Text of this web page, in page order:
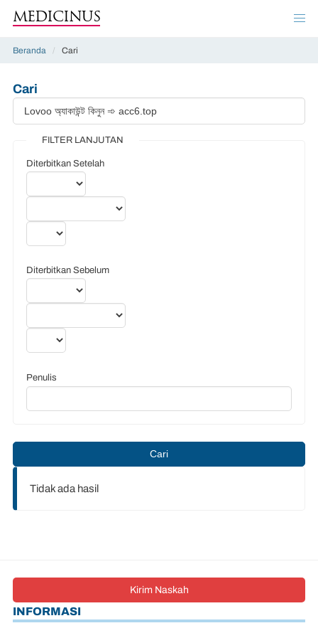
MEDICINUS
Beranda / Cari
Cari
FILTER LANJUTAN
Diterbitkan Setelah
Diterbitkan Sebelum
Penulis
Cari
Tidak ada hasil
INFORMASI
Kirim Naskah